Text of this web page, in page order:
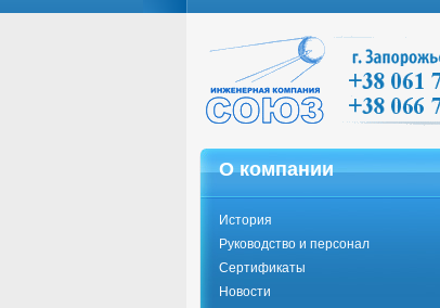
О компании
История
Руководство и персонал
Сертификаты
Новости